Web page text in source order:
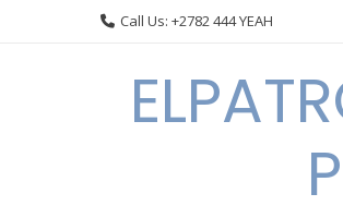
Call Us: +2782 444 YEAH